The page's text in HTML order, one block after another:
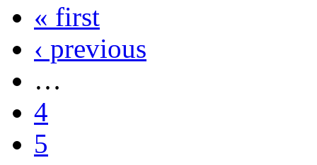
« first
‹ previous
…
4
5